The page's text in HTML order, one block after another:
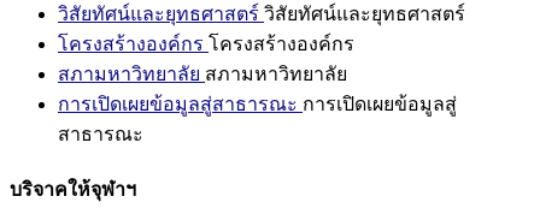
วิสัยทัศน์และยุทธศาสตร์ วิสัยทัศน์และยุทธศาสตร์
โครงสร้างองค์กร โครงสร้างองค์กร
สภามหาวิทยาลัย สภามหาวิทยาลัย
การเปิดเผยข้อมูลสู่สาธารณะ การเปิดเผยข้อมูลสู่
สาธารณะ
บริจาคให้จุฬาฯ